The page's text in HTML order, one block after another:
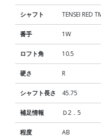
シャフト TENSEI RED
番手 1W
ロフト角 10.5
硬さ R
シャフト長さ 45.75
補足情報 Ｄ2．5
程度 AB